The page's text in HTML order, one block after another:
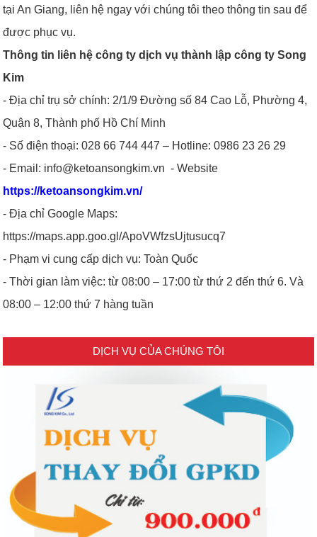
tại An Giang, liên hệ ngay với chúng tôi theo thông tin sau để
được phục vụ.
Thông tin liên hệ công ty dịch vụ thành lập công ty Song
Kim
- Địa chỉ trụ sở chính: 2/1/9 Đường số 84 Cao Lỗ, Phường 4,
Quận 8, Thành phố Hồ Chí Minh
- Số điện thoại: 028 66 744 447 – Hotline: 0986 23 26 29
- Email: info@ketoansongkim.vn - Website
https://ketoansongkim.vn/
- Địa chỉ Google Maps:
https://maps.app.goo.gl/ApoVWfzsUjtusucq7
- Phạm vi cung cấp dịch vụ: Toàn Quốc
- Thời gian làm việc: từ 08:00 – 17:00 từ thứ 2 đến thứ 6. Và
08:00 – 12:00 thứ 7 hàng tuần
DỊCH VỤ CỦA CHÚNG TÔI